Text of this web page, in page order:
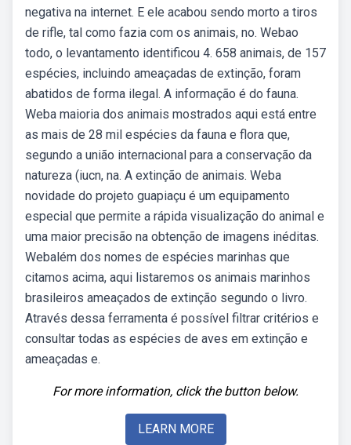
negativa na internet. E ele acabou sendo morto a tiros
de rifle, tal como fazia com os animais, no. Webao
todo, o levantamento identificou 4. 658 animais, de 157
espécies, incluindo ameaçadas de extinção, foram
abatidos de forma ilegal. A informação é do fauna.
Weba maioria dos animais mostrados aqui está entre
as mais de 28 mil espécies da fauna e flora que,
segundo a união internacional para a conservação da
natureza (iucn, na. A extinção de animais. Weba
novidade do projeto guapiaçu é um equipamento
especial que permite a rápida visualização do animal e
uma maior precisão na obtenção de imagens inéditas.
Webalém dos nomes de espécies marinhas que
citamos acima, aqui listaremos os animais marinhos
brasileiros ameaçados de extinção segundo o livro.
Através dessa ferramenta é possível filtrar critérios e
consultar todas as espécies de aves em extinção e
ameaçadas e.
For more information, click the button below.
LEARN MORE